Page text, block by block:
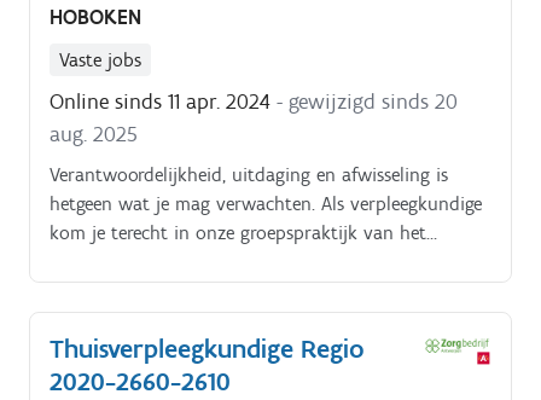
HOBOKEN
Vaste jobs
Online sinds 11 apr. 2024 - gewijzigd sinds 20
aug. 2025
Verantwoordelijkheid, uitdaging en afwisseling is
hetgeen wat je mag verwachten. Als verpleegkundige
kom je terecht in onze groepspraktijk van het
Thuisverpleegkundige Regio
2020-2660-2610